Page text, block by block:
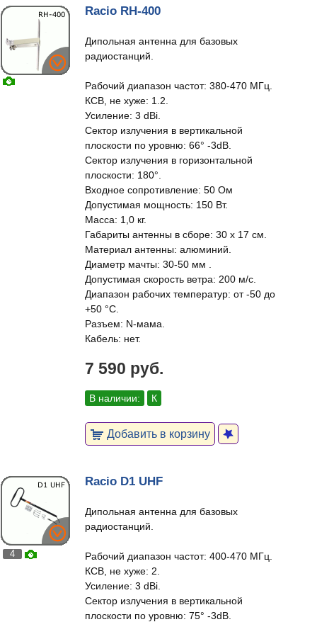
Racio RH-400
Дипольная антенна для базовых
радиостанций.
Рабочий диапазон частот: 380-470 МГц.
КСВ, не хуже: 1.2.
Усиление: 3 dBi.
Сектор излучения в вертикальной
плоскости по уровню: 66° -3dB.
Сектор излучения в горизонтальной
плоскости: 180°.
Входное сопротивление: 50 Ом
Допустимая мощность: 150 Вт.
Масса: 1,0 кг.
Габариты антенны в сборе: 30 x 17 см.
Материал антенны: алюминий.
Диаметр мачты: 30-50 мм .
Допустимая скорость ветра: 200 м/с.
Диапазон рабочих температур: от -50 до
+50 °С.
Разъем: N-мама.
Кабель: нет.
7 590 руб.
В наличии: К
Добавить в корзину
4
Racio D1 UHF
Дипольная антенна для базовых
радиостанций.
Рабочий диапазон частот: 400-470 МГц.
КСВ, не хуже: 2.
Усиление: 3 dBi.
Сектор излучения в вертикальной
плоскости по уровню: 75° -3dB.